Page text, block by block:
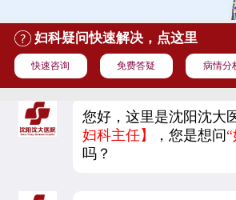
妇科疑问快速解决，点这里
快速咨询 免费答疑 病情分
您好，这里是沈阳沈大
妇科主任】
，您是想问
吗？